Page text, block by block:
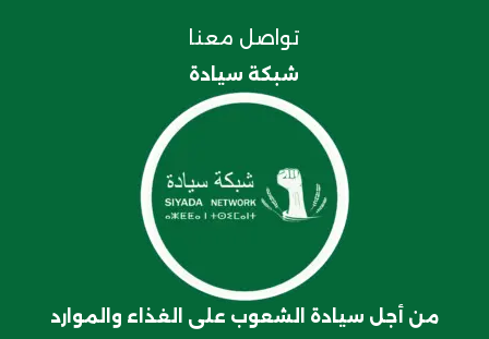
تواصل معنا
شبكة سيادة
من أجل سيادة الشعوب على الغذاء والموارد